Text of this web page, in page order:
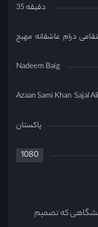
35 دقیقه
درام عاشقانه مهیج
Nadeem Baig
Azaan Sami Khan Sajal Ali
پاکستان
1080
که تصمیم